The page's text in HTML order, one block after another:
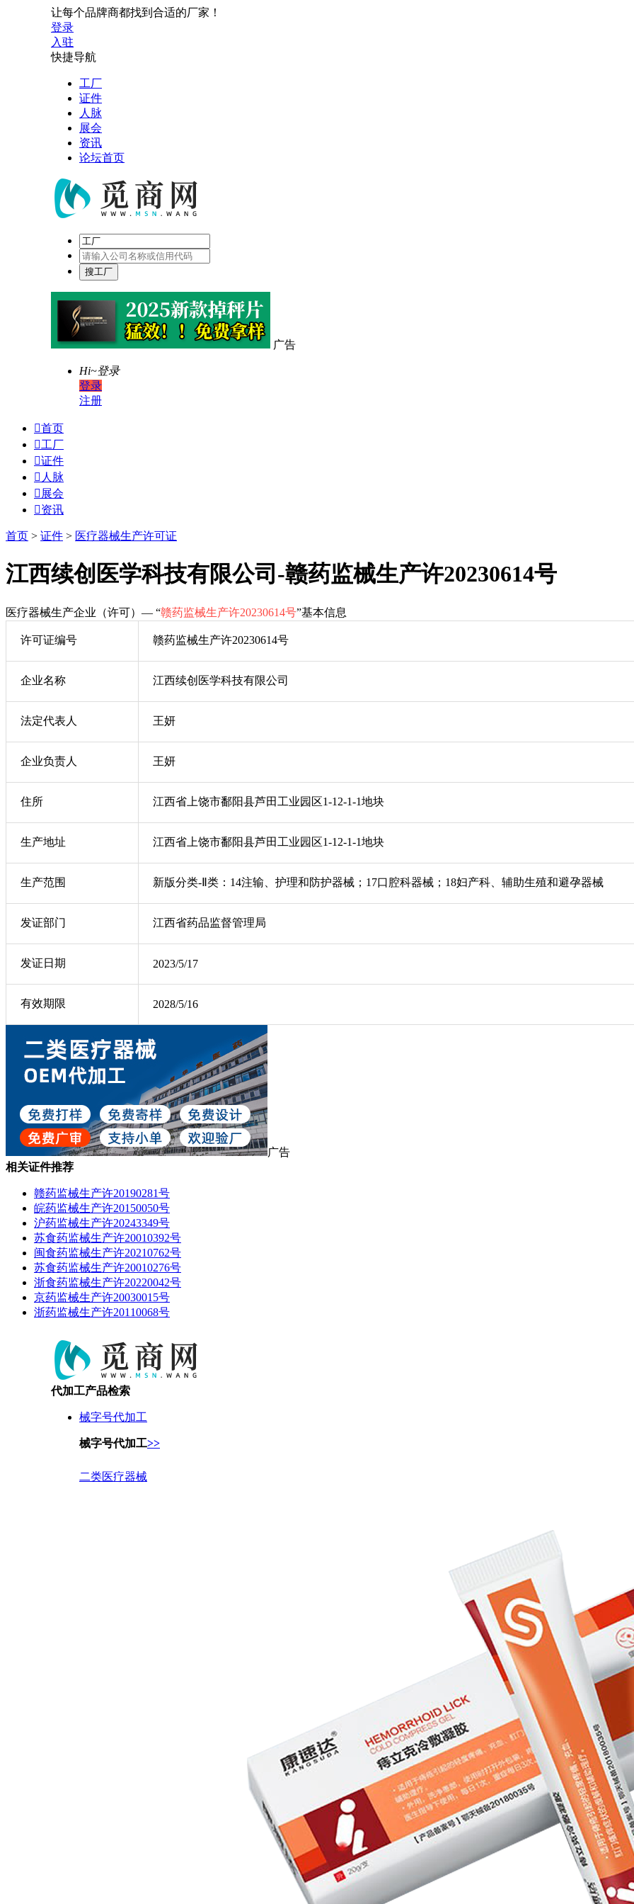
让每个品牌商都找到合适的厂家！
登录
入驻
快捷导航
工厂
证件
人脉
展会
资讯
论坛首页
广告
Hi~登录
登录
注册
首页
工厂
证件
 人脉
 展会
资讯
首页 > 证件 > 医疗器械生产许可证
江西续创医学科技有限公司-赣药监械生产许20230614号
医疗器械生产企业（许可）— “赣药监械生产许20230614号”基本信息
许可证编号 赣药监械生产许20230614号
企业名称 江西续创医学科技有限公司
法定代表人 王妍
企业负责人 王妍
住所 江西省上饶市鄱阳县芦田工业园区1-12-1-1地块
生产地址 江西省上饶市鄱阳县芦田工业园区1-12-1-1地块
生产范围 新版分类-Ⅱ类：14注输、护理和防护器械；17口腔科器械；18妇产科、辅助生殖和避孕器械
发证部门 江西省药品监督管理局
发证日期 2023/5/17
有效期限 2028/5/16
广告
相关证件推荐
赣药监械生产许20190281号
皖药监械生产许20150050号
沪药监械生产许20243349号
苏食药监械生产许20010392号
闽食药监械生产许20210762号
苏食药监械生产许20010276号
浙食药监械生产许20220042号
京药监械生产许20030015号
浙药监械生产许20110068号
代加工产品检索
械字号代加工
械字号代加工>>
二类医疗器械